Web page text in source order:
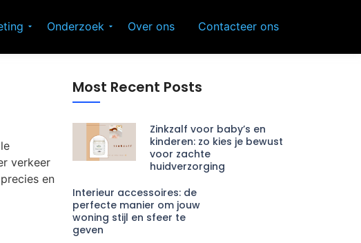
Onderzoek Over ons Contacteer ons
verkeer
en
Most Recent Posts
Zinkzalf voor baby’s en
kinderen: zo kies je bewust
voor zachte
huidverzorging
Interieur accessoires: de
perfecte manier om jouw
woning stijl en sfeer te
geven